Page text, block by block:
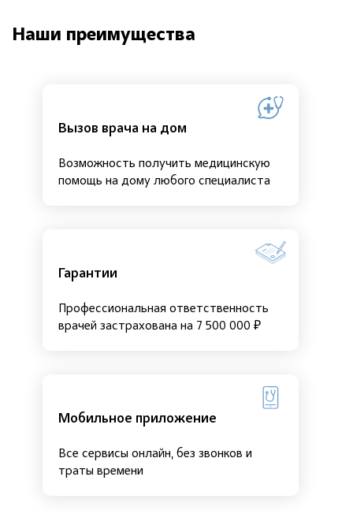
Наши преимущества
Вызов врача на дом
Возможность получить медицинскую
помощь на дому любого специалиста
Гарантии
Профессиональная ответственность
врачей застрахована на 7 500 000 ₽
Мобильное приложение
Все сервисы онлайн, без звонков и
траты времени